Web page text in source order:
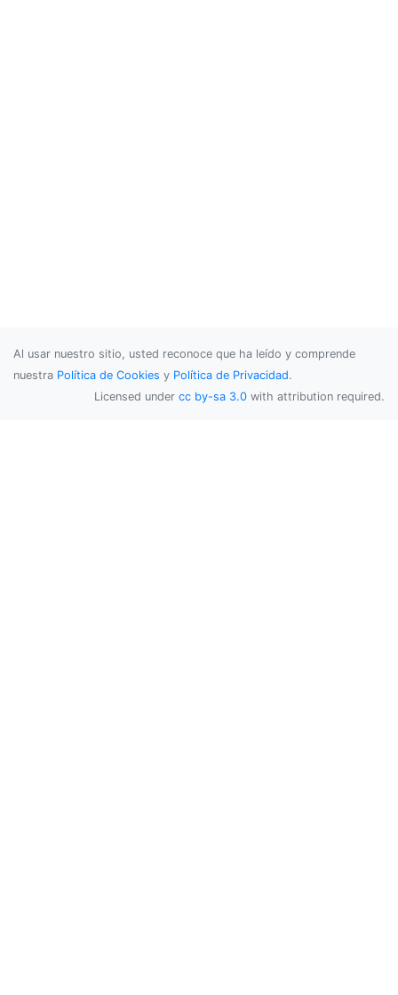
Al usar nuestro sitio, usted reconoce que ha leído y comprende
nuestra Política de Cookies y Política de Privacidad.
Licensed under cc by-sa 3.0 with attribution required.